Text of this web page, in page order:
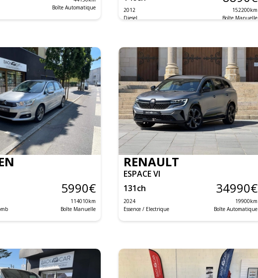
Boîte Automatique 2012 152200km
Diesel
Boîte Manuelle
5990€
114010km
Boîte Manuelle
RENAULT
ESPACE VI
131ch 34990€
2024 19900km
Essence / Electrique
Boîte Automatique